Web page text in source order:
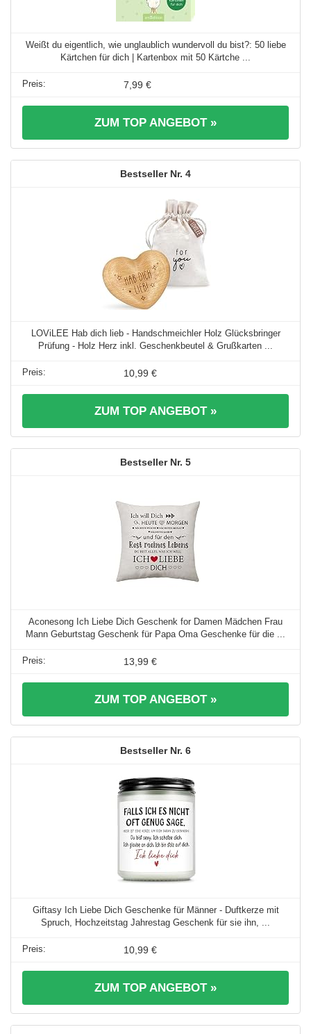
Weißt du eigentlich, wie unglaublich wundervoll du bist?: 50 liebe
Kärtchen für dich | Kartenbox mit 50 Kärtche ...
7,99 €
ZUM TOP ANGEBOT »
4
LOViLEE Hab dich lieb - Handschmeichler Holz Glücksbringer
Prüfung - Holz Herz inkl. Geschenkbeutel & Grußkarten ...
10,99 €
ZUM TOP ANGEBOT »
5
Aconesong Ich Liebe Dich Geschenk for Damen Mädchen Frau
Mann Geburtstag Geschenk für Papa Oma Geschenke für die ...
13,99 €
ZUM TOP ANGEBOT »
6
Giftasy Ich Liebe Dich Geschenke für Männer - Duftkerze mit
Spruch, Hochzeitstag Jahrestag Geschenk für sie ihn, ...
10,99 €
ZUM TOP ANGEBOT »